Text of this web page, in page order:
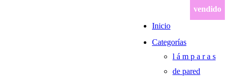
Inicio
Categorías
l á m p a r a s
de pared
vendido